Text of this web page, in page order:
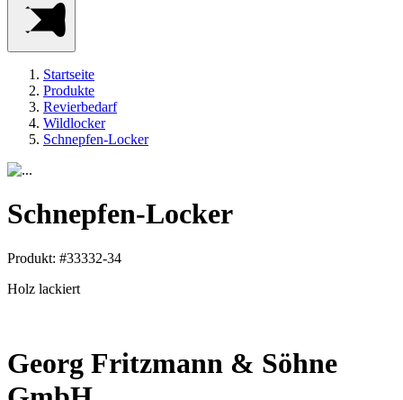
Startseite
Produkte
Revierbedarf
Wildlocker
Schnepfen-Locker
Schnepfen-Locker
Produkt: #33332-34
Holz lackiert
Georg Fritzmann & Söhne